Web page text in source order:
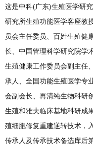
这是中科(广东)生殖医学研
研究所生殖功能医学客座教
员会主任委员、百姓生殖健
长、中国管理科学研究院学
生殖健康工作委员会副主任
承人、全国功能生殖医学专
会副会长、再清纯生物科研
生殖和雅夫临床基地科研成
殖细胞修复重建逆转技术，
传承人及传承技术备选库后